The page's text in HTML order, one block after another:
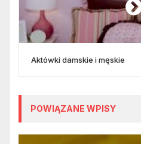
Aktówki damskie i męskie
POWIĄZANE WPISY